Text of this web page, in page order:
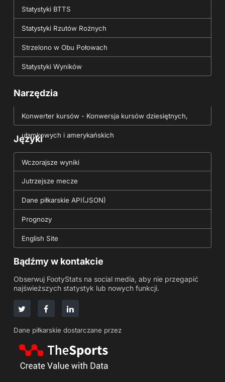
Statystyki BTTS
Statystyki Rzutów Rożnych
Strzelono w Obu Połowach
Statystyki Wyników
Narzędzia
Konwerter kursów - Konwersja kursów dziesiętnych,
ułamkowych i amerykańskich
Języki
Wczorajsze wyniki
Jutrzejsze mecze
Dane piłkarskie API(JSON)
Prognozy
English Site
Bądźmy w kontakcie
Obserwuj FootyStats na social media, aby nie przegapić
najświeższych statystyk lub nowych funkcji.
Dane piłkarskie dostarczane przez